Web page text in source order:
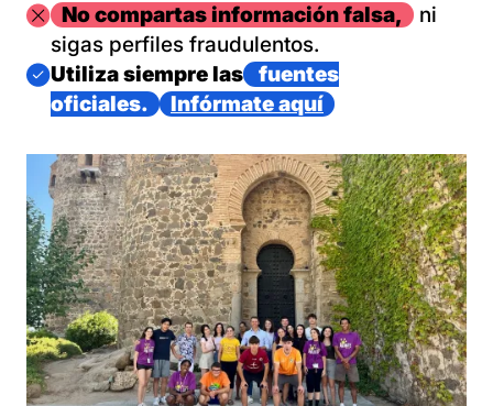
ImagenNo compartas información falsa,
ni
sigas perfiles fraudulentos.
Imagen
Utiliza siempre las
fuentes
oficiales.
Infórmate aquí